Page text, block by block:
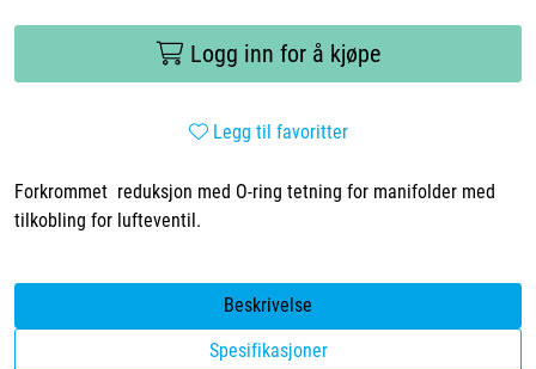
Logg inn for å kjøpe
Legg til favoritter
Forkrommet reduksjon med O-ring tetning for manifolder med
tilkobling for lufteventil.
Beskrivelse
Spesifikasjoner